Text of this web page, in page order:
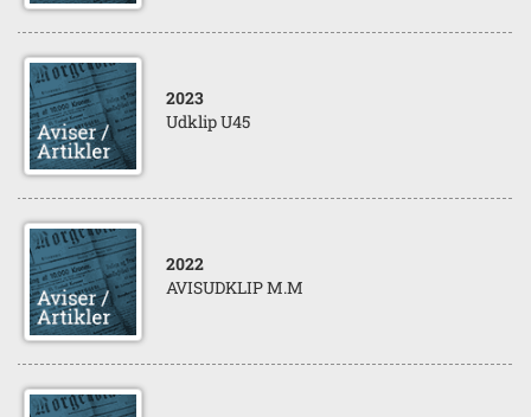
2023
Udklip U45
2022
AVISUDKLIP M.M